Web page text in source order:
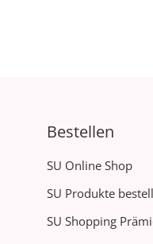
Bestellen
SU Online Shop
SU Produkte
SU Shopping